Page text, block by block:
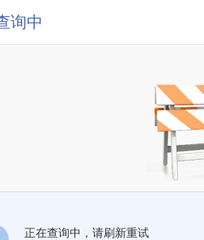
询中
正在查询中，请刷新重试